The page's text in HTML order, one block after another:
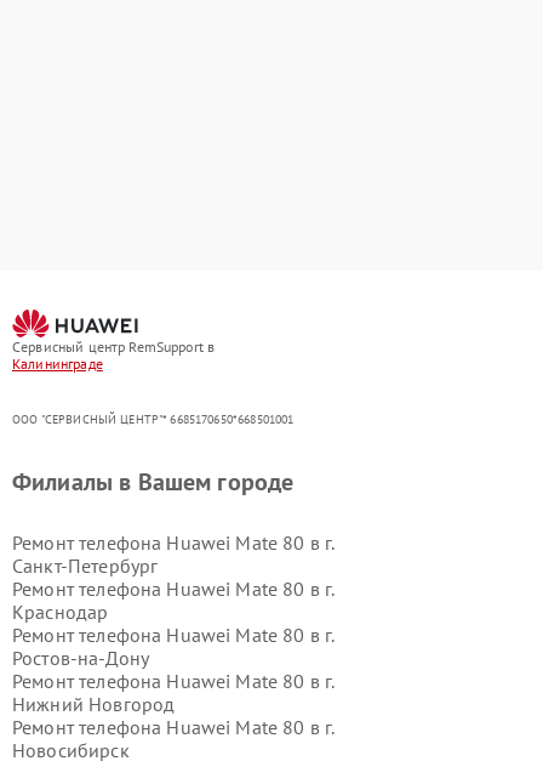
Сервисный центр RemSupport в
Калининграде
ООО "СЕРВИСНЫЙ ЦЕНТР"* 6685170650*668501001
Филиалы в Вашем городе
Ремонт телефона Huawei Mate 80 в г.
Санкт-Петербург
Ремонт телефона Huawei Mate 80 в г.
Краснодар
Ремонт телефона Huawei Mate 80 в г.
Ростов-на-Дону
Ремонт телефона Huawei Mate 80 в г.
Нижний Новгород
Ремонт телефона Huawei Mate 80 в г.
Новосибирск